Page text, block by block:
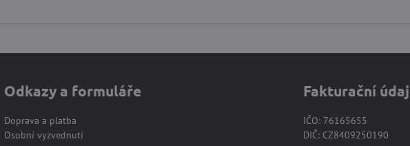
Odkazy a formuláře
Doprava a platba
Osobní vyzvednutí
Fakturační
IČO: 76165655
DIČ: CZ8409250190